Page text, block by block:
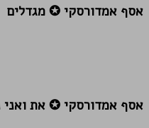
אסף אמדורסקי ✪ מגדלים
אסף אמדורסקי ✪ את ואני